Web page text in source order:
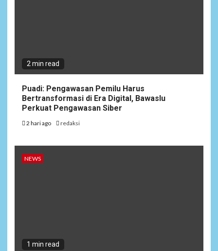
2 min read
Puadi: Pengawasan Pemilu Harus
Bertransformasi di Era Digital, Bawaslu
Perkuat Pengawasan Siber
2 hari ago redaksi
NEWS
1 min read